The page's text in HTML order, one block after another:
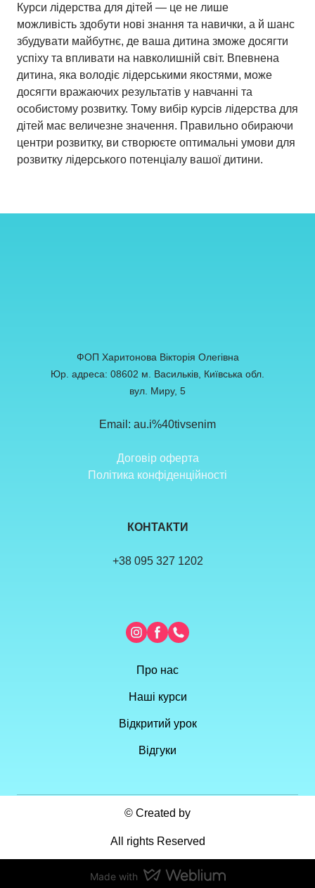
Курси лідерства для дітей — це не лише
можливість здобути нові знання та навички, а й шанс
збудувати майбутнє, де ваша дитина зможе досягти
успіху та впливати на навколишній світ. Впевнена
дитина, яка володіє лідерськими якостями, може
досягти вражаючих результатів у навчанні та
особистому розвитку. Тому вибір курсів лідерства для
дітей має величезне значення. Правильно обираючи
центри розвитку, ви створюєте оптимальні умови для
розвитку лідерського потенціалу вашої дитини.
ФОП Харитонова Вікторія Олегівна
Юр. адреса: 08602 м. Васильків, Київська обл.
вул. Миру, 5
Email: au.i%40tivsenim
Договір оферта
Політика конфіденційності
КОНТАКТИ
+38 095 327 1202
Про нас
Наші курси
Відкритий урок
Відгуки
© Created by
All rights Reserved
Made with